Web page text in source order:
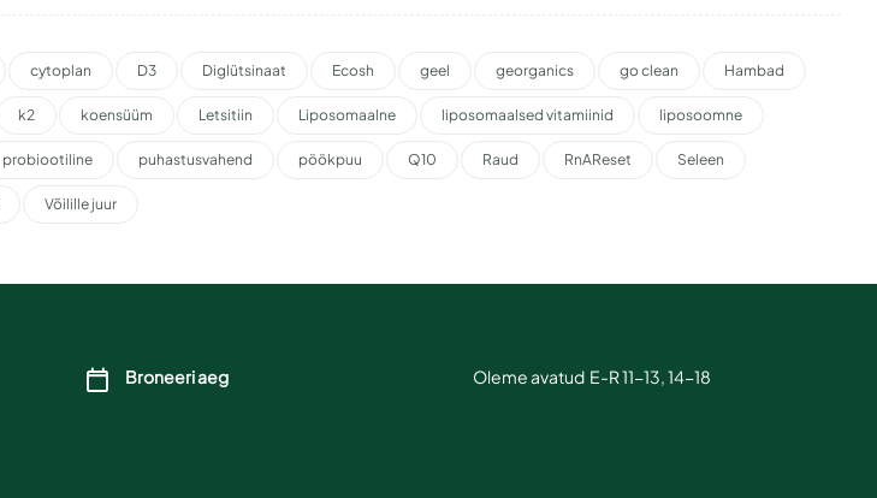
cytoplan D3 Diglütsinaat Ecosh geel georganics go clean Hambad
k2 koensüüm Letsitiin Liposomaalne liposomaalsed vitamiinid liposoomne
probiootiline puhastusvahend pöökpuu Q10 Raud RnAReset Seleen
Võilille juur
Broneeri aeg Oleme avatud E-R 11-13, 14-18